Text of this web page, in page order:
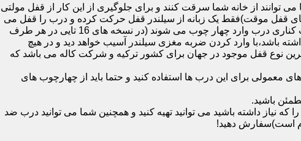
توانند از خانه شما سرقت کنند و برای جلوگیری از این کار از قفل مولتی
که با قفل یک سویچ (به معنای قفل موقت)فقط یک زبانه از سیلندر قفل حرکت کرده و درب را قفل می
کند و در دو با قفل سویچ (در قفل های 20 تایی )پنج زبانه از قسمت بالای درب،پانزده زبانه هم از قسمت بالا،وسط و پایین قسمت کناری درب وارد چهار چوب می شوند (در نسخه های 16 تایی در هر طرف
باشد،با وارد کردن ضربه مغزی سیلندر آسیب خواهد دید و در هیچ
نوع قفل موجود در جهان برای کشور ترکیه و شرکت کاله می باشد که
برای این درب ها استفاده کنید و حتما باید از چهارچوب های
باشید.
داشته باشید می توانید تهیه کنید و همچنین شما می توانید درب ضد
است)سفارش دهید!